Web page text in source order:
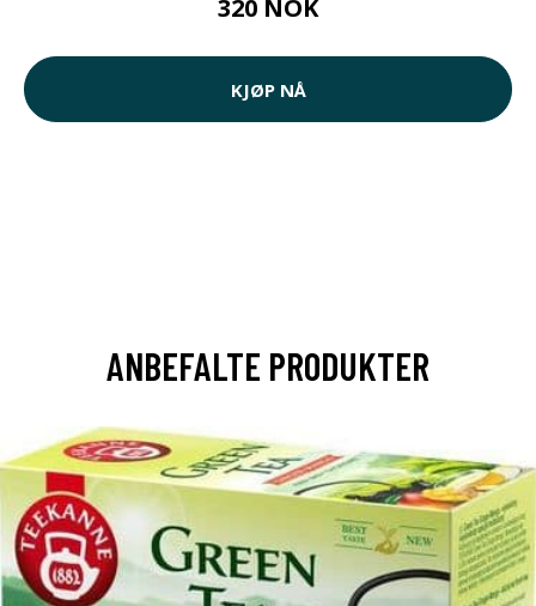
320 NOK
KJØP NÅ
ANBEFALTE PRODUKTER